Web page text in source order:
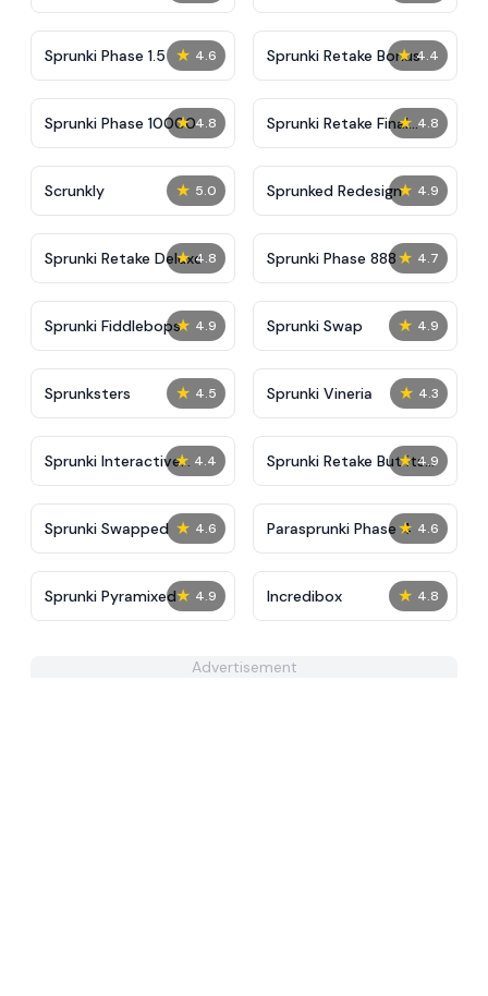
★ 4.6
Sprunki Phase 1.5 ★ 4.4
Sprunki Retake Bonus
★ 4.8
Sprunki Phase 10000 ★ 4.8
Sprunki Retake Final
Update
★ 5.0
Scrunkly ★ 4.9
Sprunked Redesign
★ 4.8
Sprunki Retake Deluxe ★ 4.7
Sprunki Phase 888
★ 4.9
Sprunki Fiddlebops ★ 4.9
Sprunki Swap
★ 4.5
Sprunksters ★ 4.3
Sprunki Vineria
★ 4.4
Sprunki Interactive
Tunner
★ 4.9
Sprunki Retake But its
Puppet
★ 4.6
Sprunki Swapped ★ 4.6
​Parasprunki Phase 4
★ 4.9
Sprunki Pyramixed ★ 4.8
Incredibox
Advertisement